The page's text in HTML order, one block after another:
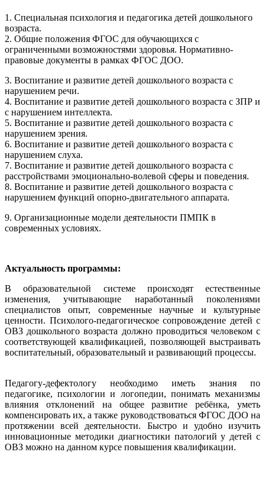
1. Специальная психология и педагогика детей дошкольного
возраста.
2. Общие положения ФГОС для обучающихся с
ограниченными возможностями здоровья. Нормативно-
правовые документы в рамках ФГОС ДОО.
3. Воспитание и развитие детей дошкольного возраста с
нарушением речи.
4. Воспитание и развитие детей дошкольного возраста с ЗПР и
с нарушением интеллекта.
5. Воспитание и развитие детей дошкольного возраста с
нарушением зрения.
6. Воспитание и развитие детей дошкольного возраста с
нарушением слуха.
7. Воспитание и развитие детей дошкольного возраста с
расстройствами эмоционально-волевой сферы и поведения.
8. Воспитание и развитие детей дошкольного возраста с
нарушением функций опорно-двигательного аппарата.
9. Организационные модели деятельности ПМПК в
современных условиях.
Актуальность программы:
В образовательной системе происходят естественные
изменения, учитывающие наработанный поколениями
специалистов опыт, современные научные и культурные
ценности. Психолого-педагогическое сопровождение детей с
ОВЗ дошкольного возраста должно проводиться человеком с
соответствующей квалификацией, позволяющей выстраивать
воспитательный, образовательный и развивающий процессы.
Педагогу-дефектологу необходимо иметь знания по
педагогике, психологии и логопедии, понимать механизмы
влияния отклонений на общее развитие ребёнка, уметь
компенсировать их, а также руководствоваться ФГОС ДОО на
протяжении всей деятельности. Быстро и удобно изучить
инновационные методики диагностики патологий у детей с
ОВЗ можно на данном курсе повышения квалификации.